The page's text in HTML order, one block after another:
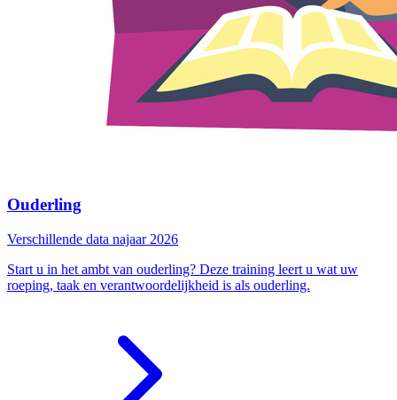
Ouderling
Verschillende data najaar 2026
Start u in het ambt van ouderling? Deze training leert u wat uw
roeping, taak en verantwoordelijkheid is als ouderling.